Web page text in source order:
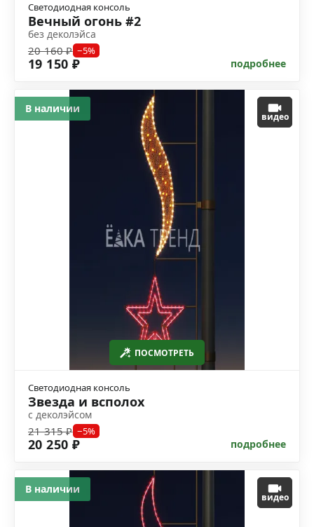
Светодиодная консоль
Вечный огонь #2
без деколэйса
20 160 ₽ −5%
19 150 ₽ подробнее
ПОСМОТРЕТЬ
видео
Светодиодная консоль
Звезда и всполох
с деколэйсом
21 315 ₽ −5%
20 250 ₽ подробнее
В наличии
видео
В наличии